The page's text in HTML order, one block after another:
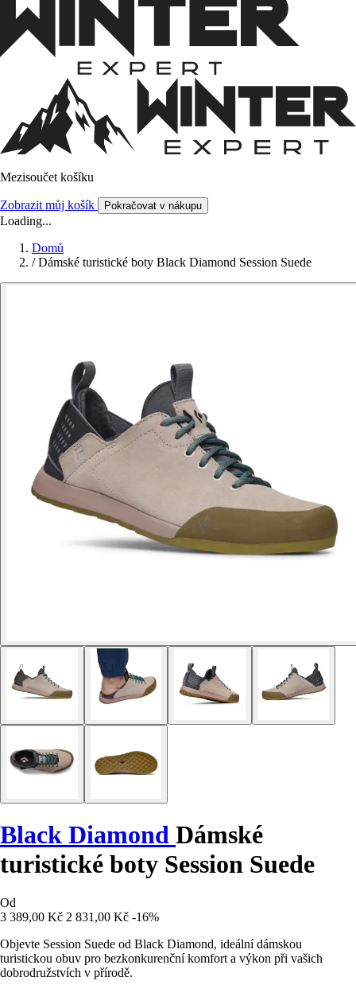
Mezisoučet košíku
Zobrazit můj košík Pokračovat v nákupu
Loading...
Domů
/ Dámské turistické boty Black Diamond Session Suede
Black Diamond Dámské
turistické boty Session Suede
Od
3 389,00 Kč 2 831,00 Kč -16%
Objevte Session Suede od Black Diamond, ideální dámskou
turistickou obuv pro bezkonkurenční komfort a výkon při vašich
dobrodružstvích v přírodě.